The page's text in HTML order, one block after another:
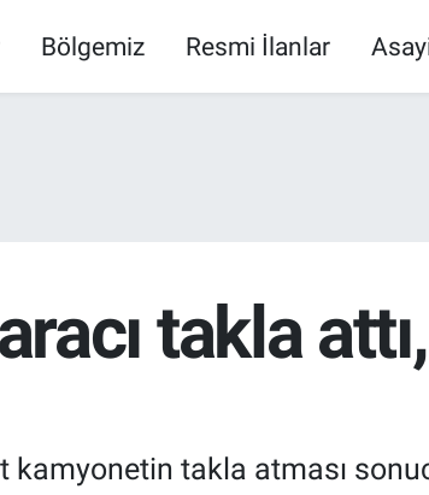
Bölgemiz Resmi İlanlar
takla
kamyonetin takla atması